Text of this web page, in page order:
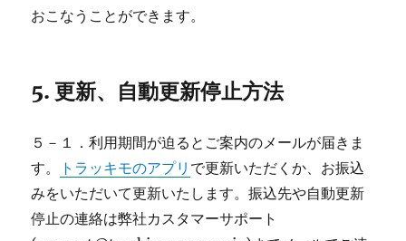
おこなうことができます。
5. 更新、自動更新停止方法
５－１．利用期間が迫るとご案内のメールが届きま
す。
トラッキモのアプリ で更新いただくか、お振込
みをいただいて更新いたします。振込先や自動更新
停止の連絡は弊社カスタマーサポート